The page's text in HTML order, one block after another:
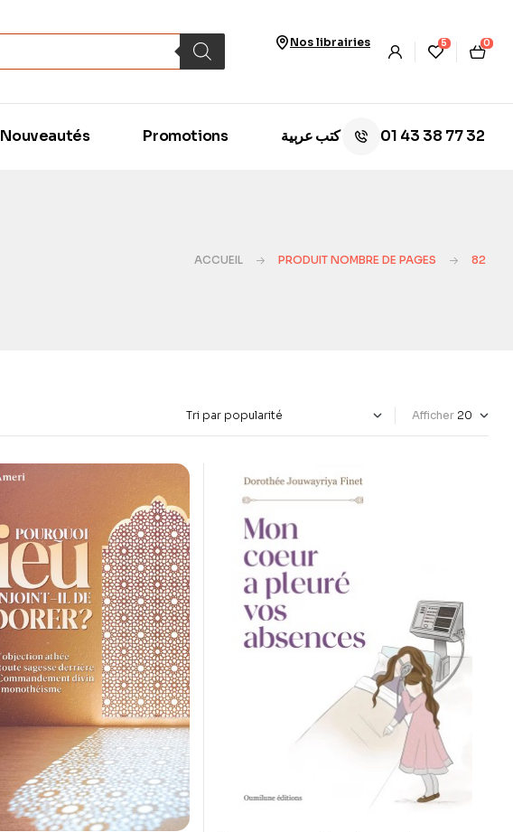
Nos librairies 5 0
Nouveautés Promotions كتب عربية 01 43 38 77 32
ACCUEIL PRODUIT NOMBRE DE PAGES 82
Afficher